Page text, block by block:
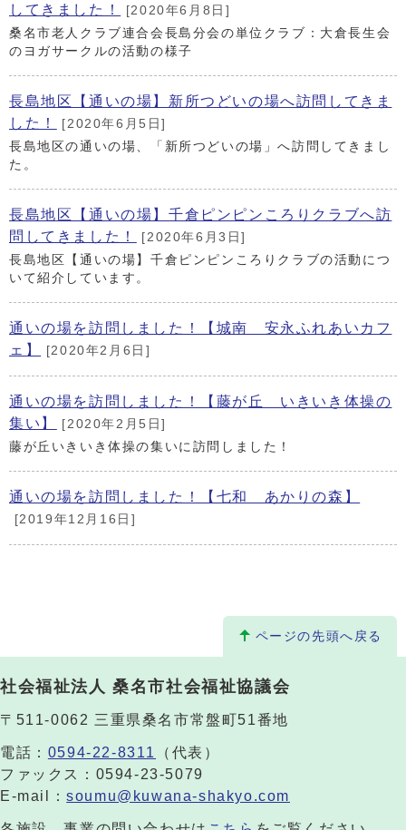
してきました！
[2020年6月8日]
桑名市老人クラブ連合会長島分会の単位クラブ：大倉長生会
のヨガサークルの活動の様子
長島地区【通いの場】新所つどいの場へ訪問してきま
した！
[2020年6月5日]
長島地区の通いの場、「新所つどいの場」へ訪問してきまし
た。
長島地区【通いの場】千倉ピンピンころりクラブへ訪
問してきました！
[2020年6月3日]
長島地区【通いの場】千倉ピンピンころりクラブの活動につ
いて紹介しています。
通いの場を訪問しました！【城南 安永ふれあいカフ
ェ】
[2020年2月6日]
通いの場を訪問しました！【藤が丘 いきいき体操の
集い】
[2020年2月5日]
藤が丘いきいき体操の集いに訪問しました！
通いの場を訪問しました！【七和 あかりの森】
[2019年12月16日]
ページの先頭へ戻る
社会福祉法人 桑名市社会福祉協議会
〒511-0062 三重県桑名市常盤町51番地
電話： 0594-22-8311
（代表）
ファックス：0594-23-5079
E-mail：soumu@kuwana-shakyo.com